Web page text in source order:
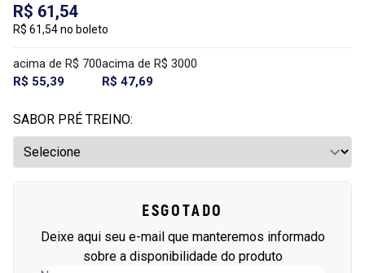
R$ 61,54
R$ 61,54 no boleto
acima de R$ 700
R$ 55,39
acima de R$ 3000
R$ 47,69
SABOR PRÉ TREINO:
ESGOTADO
Deixe aqui seu e-mail que manteremos informado
sobre a disponibilidade do produto